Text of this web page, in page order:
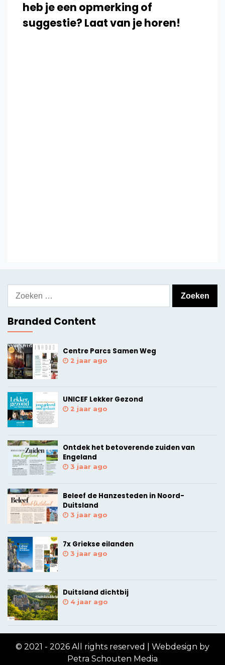
heb je een opmerking of
suggestie? Laat van je horen!
Branded Content
Centre Parcs Samen Weg
2 jaar ago
UNICEF Lekker Gezond
2 jaar ago
Ontdek het betoverende zuiden van
Engeland
3 jaar ago
Beleef de Hanzesteden in Noord-
Duitsland
3 jaar ago
7x Griekse eilanden
3 jaar ago
Duitsland dichtbij
4 jaar ago
© 2021 - 2026 All rights reserved | Webdesign by
Petra Schouten Media